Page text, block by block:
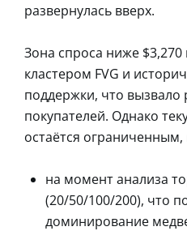
развернулась вверх.
Зона спроса ниже
кластером FVG и
поддержки, что
покупателей. Однако
остаётся ограниченным,
на момент анализа
(20/50/100/200), что
доминирование